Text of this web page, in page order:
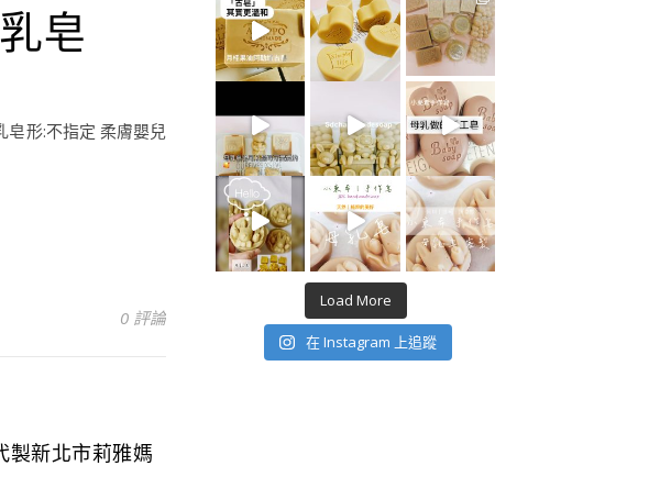
皂
形:不指定 柔膚嬰兒
0 評論
製新北市莉雅媽
Load More
在 Instagram 上追蹤